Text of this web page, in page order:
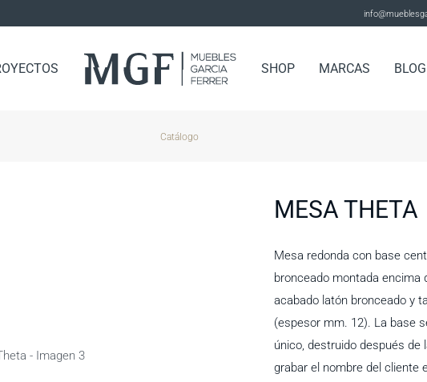
SHOP MARCAS BLOG
Catálogo
MESA THETA
Mesa redonda con base
bronceado montada encima
acabado latón bronceado y
(espesor mm. 12). La base
único, destruido después de
grabar el nombre del cliente